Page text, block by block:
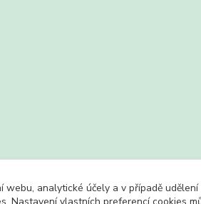
webu, analytické účely a v případě